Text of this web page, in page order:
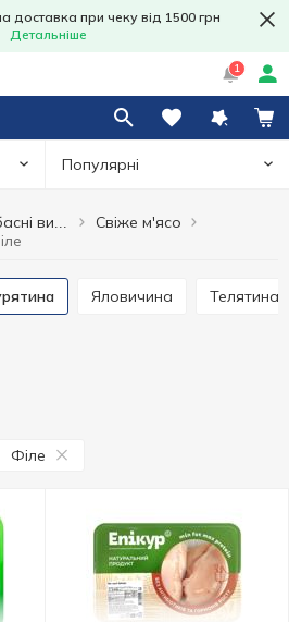
доставка при чеку від 1500 грн
Детальніше
1
Популярні
Свіже м'ясо
Яловичина Телятина
Філе